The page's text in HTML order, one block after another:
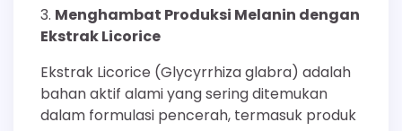
Menghambat Produksi Melanin dengan
Ekstrak Licorice
Ekstrak Licorice (Glycyrrhiza glabra) adalah
bahan aktif alami yang sering ditemukan
dalam formulasi pencerah, termasuk produk